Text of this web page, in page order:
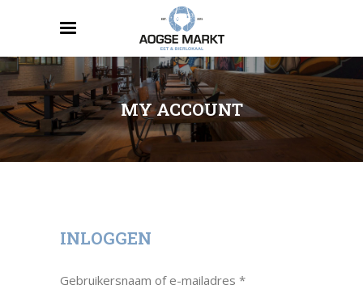
MY ACCOUNT
INLOGGEN
Gebruikersnaam of e-mailadres *Vereist